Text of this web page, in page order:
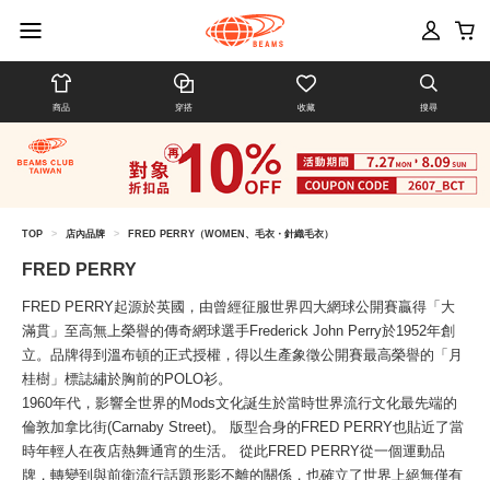
商品 穿搭 收藏 搜尋
TOP > 店內品牌 > FRED PERRY（WOMEN、毛衣・針織毛衣）
FRED PERRY
FRED PERRY起源於英國，由曾經征服世界四大網球公開賽贏得「大
滿貫」至高無上榮譽的傳奇網球選手Frederick John Perry於1952年創
立。品牌得到溫布頓的正式授權，得以生產象徵公開賽最高榮譽的「月
桂樹」標誌繡於胸前的POLO衫。
1960年代，影響全世界的Mods文化誕生於當時世界流行文化最先端的
倫敦加拿比街(Carnaby Street)。 版型合身的FRED PERRY也貼近了當
時年輕人在夜店熱舞通宵的生活。 從此FRED PERRY從一個運動品
牌，轉變到與前衛流行話題形影不離的關係，也確立了世界上絕無僅有